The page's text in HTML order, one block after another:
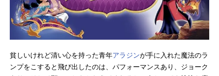
貧しいけれど清い心を持った青年アラジンが手に入れた魔法のラ
ンプをこすると飛び出したのは、パフォーマンスあり、ジョーク